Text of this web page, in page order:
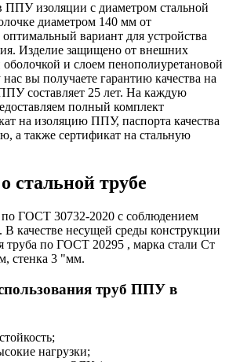
ППУ изоляции с диаметром стальной
диаметром 140 мм от
вариант для устройства
Изделие защищено от внешних
и слоем пенополиуретановой
вы получаете гарантию качества на
составляет 25 лет. На каждую
полный комплект
на изоляцию ППУ, паспорта качества
а также сертификат на стальную
стальной трубе
по ГОСТ 30732-2020 с соблюдением
В качестве несущей среды конструкции
труба по ГОСТ 20295 , марка стали Ст
стенка 3 "мм.
труб ППУ в
нагрузки;